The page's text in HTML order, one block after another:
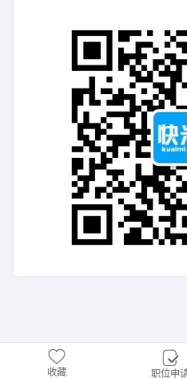
收藏 职位申